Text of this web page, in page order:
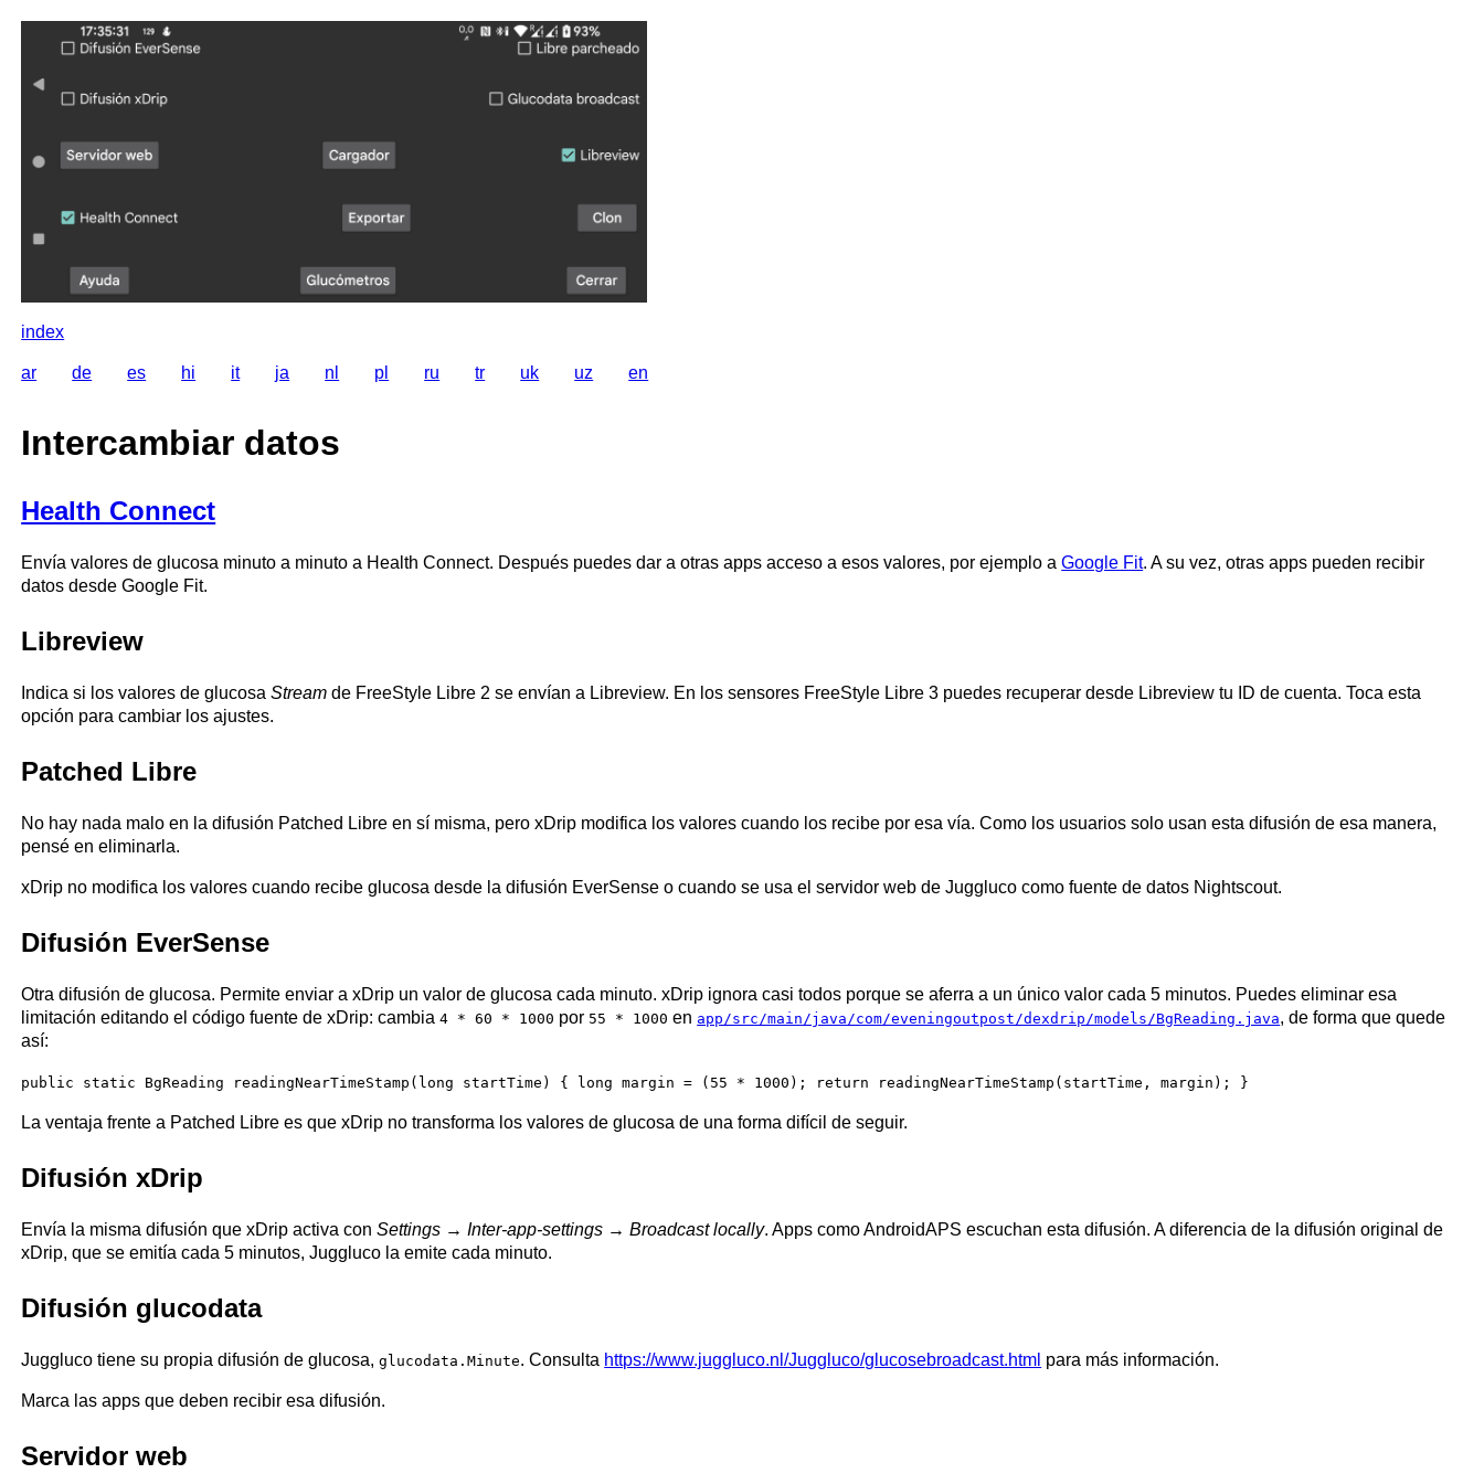
index
ar de es hi it ja nl pl ru tr uk uz en
Intercambiar datos
Health Connect
Envía valores de glucosa minuto a minuto a Health Connect. Después puedes dar a otras apps acceso a esos valores, por ejemplo aGoogle Fit. A su vez, otras apps pueden recibir
datos desde Google Fit.
Libreview
Indica si los valores de glucosaStream de FreeStyle Libre 2 se envían a Libreview. En los sensores FreeStyle Libre 3 puedes recuperar desde Libreview tu ID de cuenta. Toca esta
opción para cambiar los ajustes.
Patched Libre
No hay nada malo en la difusión Patched Libre en sí misma, pero xDrip modifica los valores cuando los recibe por esa vía. Como los usuarios solo usan esta difusión de esa manera,
pensé en eliminarla.
xDrip no modifica los valores cuando recibe glucosa desde la difusión EverSense o cuando se usa el servidor web de Juggluco como fuente de datos Nightscout.
Difusión EverSense
Otra difusión de glucosa. Permite enviar a xDrip un valor de glucosa cada minuto. xDrip ignora casi todos porque se aferra a un único valor cada 5 minutos. Puedes eliminar esa
limitación editando el código fuente de xDrip: cambia4 * 60 * 1000 por 55 * 1000 en app/src/main/java/com/eveningoutpost/dexdrip/models/BgReading.java, de forma que quede
así:
public static BgReading readingNearTimeStamp(long startTime) { long margin = (55 * 1000); return readingNearTimeStamp(startTime, margin); }
La ventaja frente a Patched Libre es que xDrip no transforma los valores de glucosa de una forma difícil de seguir.
Difusión xDrip
Envía la misma difusión que xDrip activa conSettings → Inter-app-settings → Broadcast locally. Apps como AndroidAPS escuchan esta difusión. A diferencia de la difusión original de
xDrip, que se emitía cada 5 minutos, Juggluco la emite cada minuto.
Difusión glucodata
Juggluco tiene su propia difusión de glucosa,glucodata.Minute. Consulta https://www.juggluco.nl/Juggluco/glucosebroadcast.html para más información.
Marca las apps que deben recibir esa difusión.
Servidor web